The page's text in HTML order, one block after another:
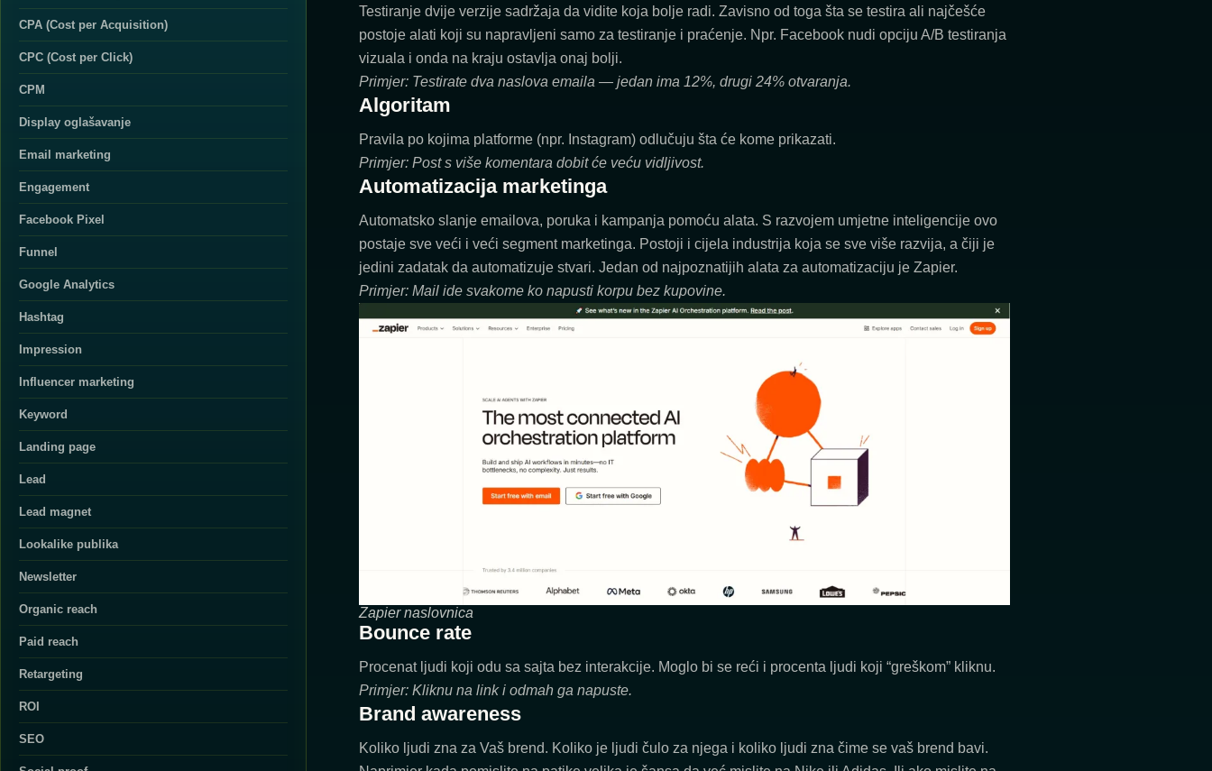
CPA (Cost per Acquisition)
CPC (Cost per Click)
CPM
Display oglašavanje
Email marketing
Engagement
Facebook Pixel
Funnel
Google Analytics
Hashtag
Impression
Influencer marketing
Keyword
Landing page
Lead
Lead magnet
Lookalike publika
Newsletter
Organic reach
Paid reach
Retargeting
ROI
SEO
Testiranje dvije verzije sadržaja da vidite koja bolje radi. Zavisno od toga šta se testira ali najčešće
postoje alati koji su napravljeni samo za testiranje i praćenje. Npr. Facebook nudi opciju A/B testiranja
vizuala i onda na kraju ostavlja onaj bolji.
Primjer: Testirate dva naslova emaila — jedan ima 12%, drugi 24% otvaranja.
Algoritam
Pravila po kojima platforme (npr. Instagram) odlučuju šta će kome prikazati.
Primjer: Post s više komentara dobit će veću vidljivost.
Automatizacija marketinga
Automatsko slanje emailova, poruka i kampanja pomoću alata. S razvojem umjetne inteligencije ovo
postaje sve veći i veći segment marketinga. Postoji i cijela industrija koja se sve više razvija, a čiji je
jedini zadatak da automatizuje stvari. Jedan od najpoznatijih alata za automatizaciju je Zapier.
Primjer: Mail ide svakome ko napusti korpu bez kupovine.
Zapier naslovnica
Bounce rate
Procenat ljudi koji odu sa sajta bez interakcije. Moglo bi se reći i procenta ljudi koji “greškom” kliknu.
Primjer: Kliknu na link i odmah ga napuste.
Brand awareness
Koliko ljudi zna za Vaš brend. Koliko je ljudi čulo za njega i koliko ljudi zna čime se vaš brend bavi.